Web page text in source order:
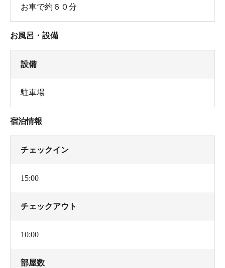
お車で約６０分
お風呂・設備
設備
駐車場
宿泊情報
チェックイン
15:00
チェックアウト
10:00
部屋数